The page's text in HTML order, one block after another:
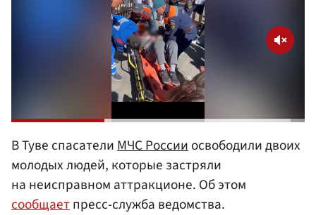
В Туве спасателиМЧС Россииосвободили двоих
молодых людей, которые застряли
на неисправном аттракционе. Об этом
сообщаетпресс-служба ведомства.